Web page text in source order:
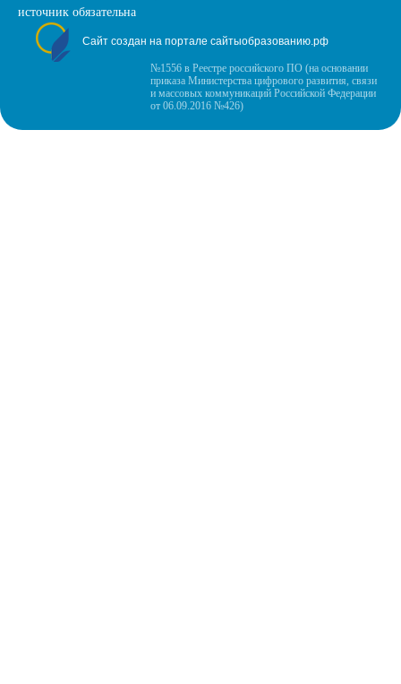
источник обязательна
Сайт создан на портале сайтыобразованию.рф
№1556 в Реестре российского ПО (на основании
приказа Министерства цифрового развития, связи
и массовых коммуникаций Российской Федерации
от 06.09.2016 №426)